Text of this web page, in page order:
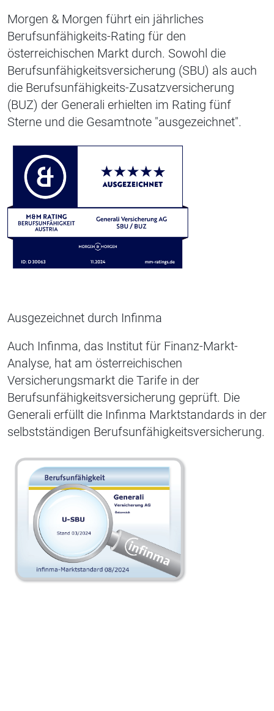
Morgen & Morgen führt ein jährliches
Berufsunfähigkeits-Rating für den
österreichischen Markt durch. Sowohl die
Berufsunfähigkeitsversicherung (SBU) als auch
die Berufsunfähigkeits-Zusatzversicherung
(BUZ) der Generali erhielten im Rating fünf
Sterne und die Gesamtnote "ausgezeichnet".
Ausgezeichnet durch Infinma
Auch Infinma, das Institut für Finanz-Markt-
Analyse, hat am österreichischen
Versicherungsmarkt die Tarife in der
Berufsunfähigkeitsversicherung geprüft. Die
Generali erfüllt die Infinma Marktstandards in der
selbstständigen Berufsunfähigkeitsversicherung.